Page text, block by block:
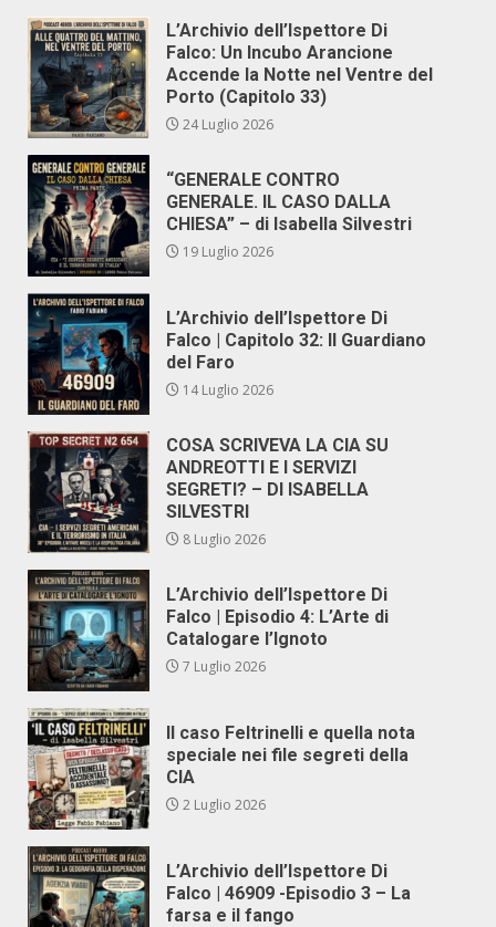
L’Archivio dell’Ispettore Di
Falco: Un Incubo Arancione
Accende la Notte nel Ventre del
Porto (Capitolo 33)
24 Luglio 2026
“GENERALE CONTRO
GENERALE. IL CASO DALLA
CHIESA” – di Isabella Silvestri
19 Luglio 2026
L’Archivio dell’Ispettore Di
Falco | Capitolo 32: Il Guardiano
del Faro
14 Luglio 2026
COSA SCRIVEVA LA CIA SU
ANDREOTTI E I SERVIZI
SEGRETI? – DI ISABELLA
SILVESTRI
8 Luglio 2026
L’Archivio dell’Ispettore Di
Falco | Episodio 4: L’Arte di
Catalogare l’Ignoto
7 Luglio 2026
Il caso Feltrinelli e quella nota
speciale nei file segreti della
CIA
2 Luglio 2026
L’Archivio dell’Ispettore Di
Falco | 46909 -Episodio 3 – La
farsa e il fango